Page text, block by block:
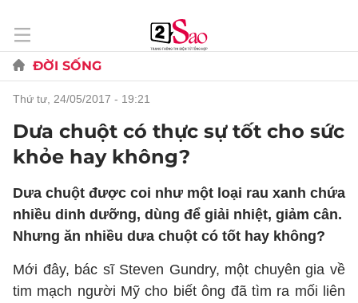
ĐỜI SỐNG
thứ tư, 24/05/2017 - 19:21
Dưa chuột có thực sự tốt cho sức
khỏe hay không?
Dưa chuột được coi như một loại rau xanh chứa
nhiều dinh dưỡng, dùng để giải nhiệt, giảm cân.
Nhưng ăn nhiều dưa chuột có tốt hay không?
Mới đây, bác sĩ Steven Gundry, một chuyên gia về
tim mạch người Mỹ cho biết ông đã tìm ra mối liên